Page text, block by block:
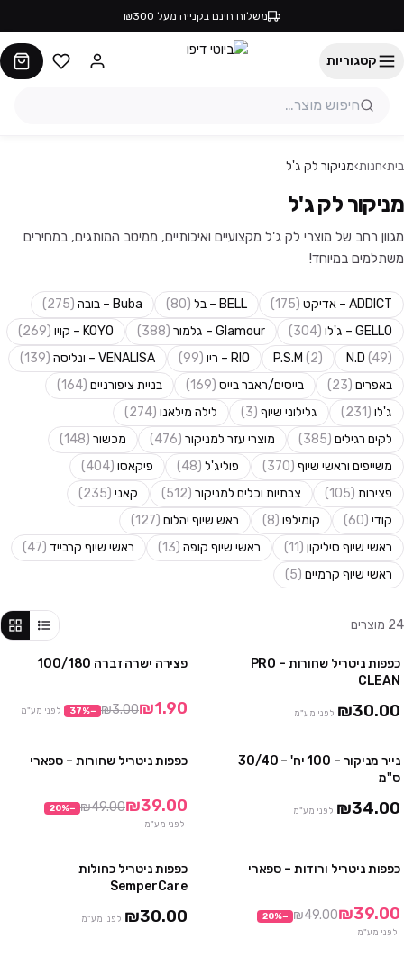
משלוח חינם בקנייה מעל ₪300
קטגוריות
בית›חנות›מניקור לק ג'ל
מניקור לק ג'ל
מגוון רחב של מוצרי לק ג'ל מקצועיים ואיכותיים, ממיטב המותגים, במחירים
משתלמים במיוחד!
ADDICT – אדיקט (
175
) BELL – בל (
80
) Buba – בובה (
275
)
GELLO – ג'לו
(
304
) Glamour – גלמור (
388
) KOYO – קויו (
269
)
N.D (49)
P.S.M (2) RIO – ריו (
99
) VENALISA – ונליסה (
139
)
באפרים (
23
) בייסים/ראבר בייס (
169
) בניית ציפורניים (
164
)
ג'לו (
231
) גלילוני שיוף (
3
) לילה מילאנו (
274
)
לקים רגילים (
385
) מוצרי עזר למניקור (
476
) מכשור (
148
)
משייפים וראשי שיוף (
370
) פוליג'ל (
48
) פיקאסו (
404
)
פצירות (
105
) צבתיות וכלים למניקור (
512
) קאני (
235
)
קודי (
60
) קומילפו (
8
) ראש שיוף יהלום (
127
)
ראשי שיוף סיליקון (
11
) ראשי שיוף קופה (
13
) ראשי שיוף קרבייד (
47
)
ראשי שיוף קרמיים (
5
)
24 מוצרים
כפפות ניטריל שחורות – PRO
CLEAN
₪30.00 לפני מע"מ
פצירה ישרה זברה 100/180
₪1.90
₪3.00
−
37% לפני מע"מ
נייר מניקור – 100 יח' – 30/40
ס"מ
₪34.00 לפני מע"מ
כפפות ניטריל שחורות – ספארי
₪39.00
₪49.00
−
20%
לפני מע"מ
כפפות ניטריל ורודות – ספארי
₪39.00
₪49.00
−
20%
לפני מע"מ
כפפות ניטריל כחולות
SemperCare
₪30.00 לפני מע"מ